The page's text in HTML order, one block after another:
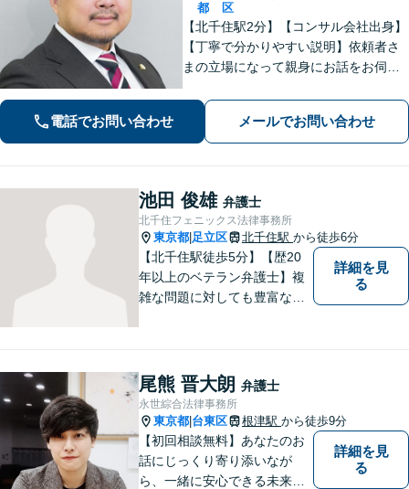
都
区
【北千住駅2分】【コンサル会社出身】
【丁寧で分かりやすい説明】依頼者さ
まの立場になって親身にお話をお伺い
にしておりますので、ささいなお悩み
でも遠慮なくお聞かせください。【電
話・WEB面談可】
電話でお問い合わせ メールでお問い合わせ
池田 俊雄 弁護士
北千住フェニックス法律事務所
東京都 足立区 北千住駅 から徒歩6分
【北千住駅徒歩5分】【歴20
年以上のベテラン弁護士】複
雑な問題に対しても豊富な経
ださい。依頼者様の声を大切
にし、適切に対処して参りま
す。
詳細を見
る
尾熊 晋大朗 弁護士
永世綜合法律事務所
東京都 台東区 根津駅 から徒歩9分
【初回相談無料】あなたのお
話にじっくり寄り添いなが
ら、一緒に安心できる未来を
詳細を見
る